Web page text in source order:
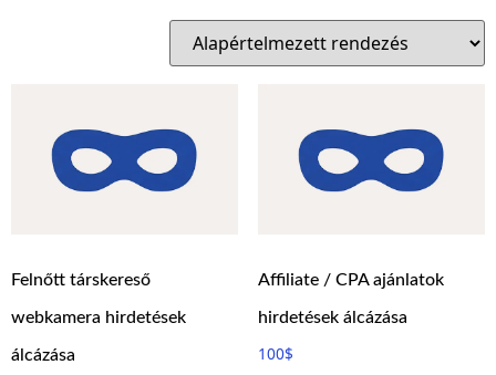
Felnőtt társkereső
webkamera hirdetések
álcázása
Affiliate / CPA ajánlatok
hirdetések álcázása
100$